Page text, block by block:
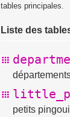
tables principales.
Liste des
petits